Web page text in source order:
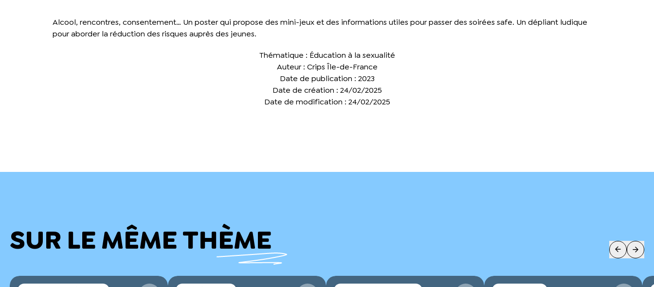
Alcool, rencontres, consentement… Un poster qui propose des mini-jeux et des informations utiles pour passer des soirées safe. Un dépliant ludique
pour aborder la réduction des risques auprès des jeunes.
Thématique : Éducation à la sexualité
Auteur : Crips Île-de-France
Date de publication : 2023
Date de création : 24/02/2025
Date de modification : 24/02/2025
SUR LE MÊME THÈME